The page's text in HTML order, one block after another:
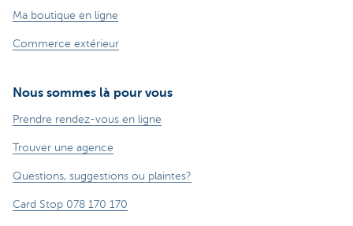
Ma boutique en ligne
Commerce extérieur
Nous sommes là pour vous
Prendre rendez-vous en ligne
Trouver une agence
Questions, suggestions ou plaintes?
Card Stop 078 170 170